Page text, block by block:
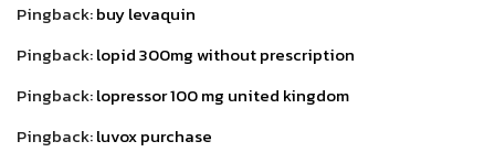
Pingback:buy levaquin
Pingback:lopid 300mg without prescription
Pingback:lopressor 100 mg united kingdom
Pingback:luvox purchase